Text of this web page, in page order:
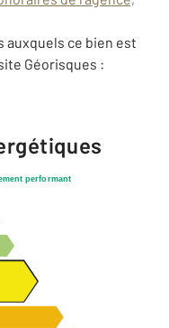
auxquels ce bien est
Géorisques :
performant